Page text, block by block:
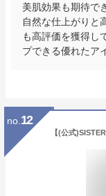
美肌効果も期待で
自然な仕上がりと
も高評価を獲得し
プできる優れたア
no. 12